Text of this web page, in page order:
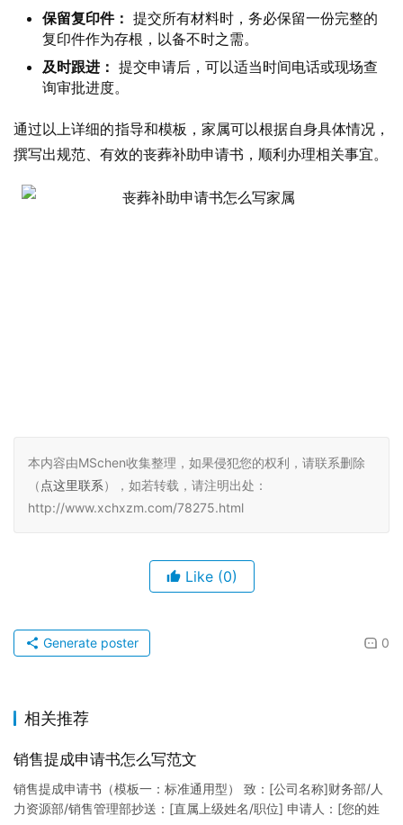
保留复印件： 提交所有材料时，务必保留一份完整的
复印件作为存根，以备不时之需。
及时跟进： 提交申请后，可以适当时间电话或现场查
询审批进度。
通过以上详细的指导和模板，家属可以根据自身具体情况，
撰写出规范、有效的丧葬补助申请书，顺利办理相关事宜。
本内容由MSchen收集整理，如果侵犯您的权利，请联系删除
（ 点这里联系），如若转载，请注明出处：
http://www.xchxzm.com/78275.html
Like (0)
0
Generate poster
相关推荐
销售提成申请书怎么写范文
销售提成申请书（模板一：标准通用型） 致：[公司名称]财务部/人
力资源部/销售管理部抄送：[直属上级姓名/职位] 申请人：[您的姓